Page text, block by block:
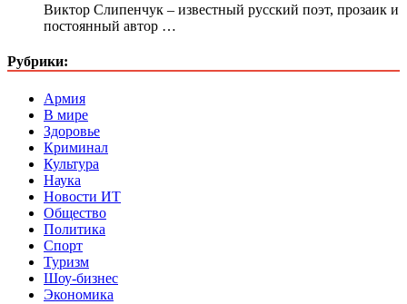
Виктор Слипенчук – известный русский поэт, прозаик и
постоянный автор …
Рубрики:
Армия
В мире
Здоровье
Криминал
Культура
Наука
Новости ИТ
Общество
Политика
Спорт
Туризм
Шоу-бизнес
Экономика